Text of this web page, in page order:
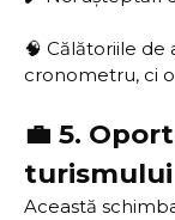
🧠 Călătoriile de
cronometru, ci
💼 5.
turismului
Această